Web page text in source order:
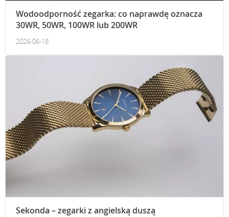
Wodoodporność zegarka: co naprawdę oznacza
30WR, 50WR, 100WR lub 200WR
2026-06-18
Sekonda – zegarki z angielską duszą